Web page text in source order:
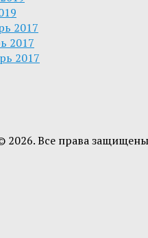
2017
2017
2017
2026. Все права